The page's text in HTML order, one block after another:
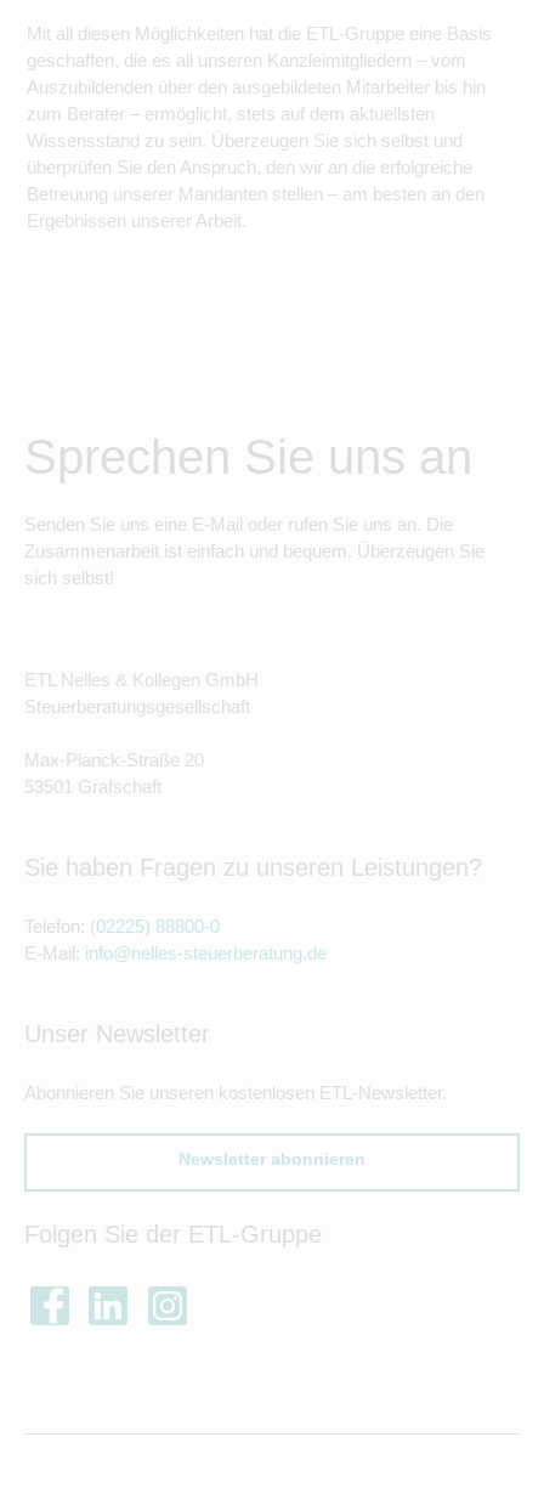
Mit all diesen Möglichkeiten hat die ETL-Gruppe eine Basis
geschaffen, die es all unseren Kanzleimitgliedern – vom
Auszubildenden über den ausgebildeten Mitarbeiter bis hin
zum Berater – ermöglicht, stets auf dem aktuellsten
Wissensstand zu sein. Überzeugen Sie sich selbst und
überprüfen Sie den Anspruch, den wir an die erfolgreiche
Betreuung unserer Mandanten stellen – am besten an den
Ergebnissen unserer Arbeit.
Sprechen Sie uns an
Senden Sie uns eine E-Mail oder rufen Sie uns an. Die
Zusammenarbeit ist einfach und bequem. Überzeugen Sie
sich selbst!
ETL Nelles & Kollegen GmbH
Steuerberatungsgesellschaft
Max-Planck-Straße 20
53501 Grafschaft
Sie haben Fragen zu unseren Leistungen?
Telefon: (02225) 88800-0
E-Mail: info@nelles-steuerberatung.de
Unser Newsletter
Abonnieren Sie unseren kostenlosen ETL-Newsletter.
Newsletter abonnieren
Folgen Sie der ETL-Gruppe